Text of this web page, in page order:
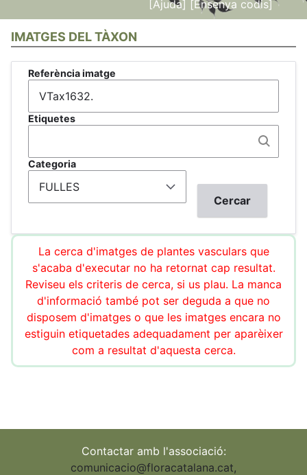
[Ajuda] [Ensenya codis]
IMATGES DEL TÀXON
Referència imatge
Etiquetes
Categoria
La cerca d'imatges de plantes vasculars que
s'acaba d'executar no ha retornat cap resultat.
Reviseu els criteris de cerca, si us plau. La manca
d'informació també pot ser deguda a que no
disposem d'imatges o que les imatges encara no
estiguin etiquetades adequadament per aparèixer
com a resultat d'aquesta cerca.
Contactar amb l'associació:
comunicacio@floracatalana.cat,